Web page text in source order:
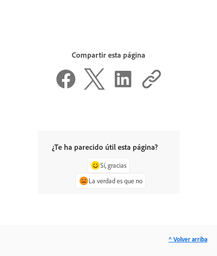
Compartir esta página
¿Te ha parecido útil esta página?
Sí, gracias
La verdad es que no
^ Volver arriba